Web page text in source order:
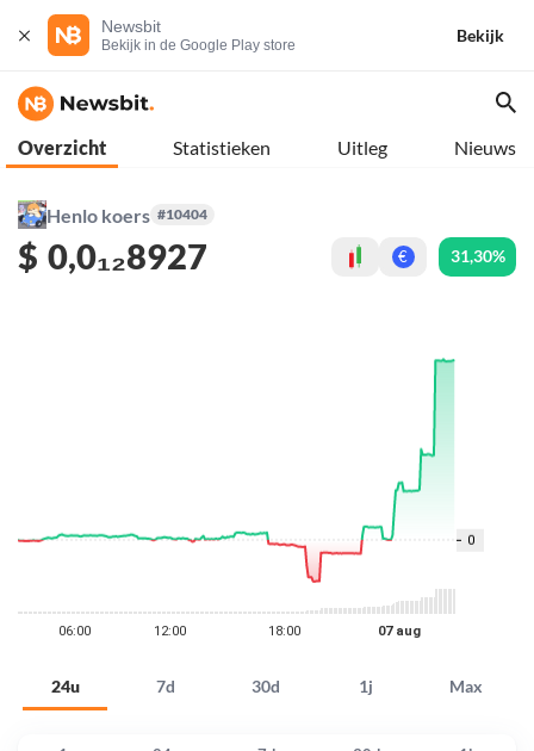
Newsbit
Bekijk in de Google Play store
Bekijk
Overzicht Statistieken Uitleg Nieuws
Henlo koers #10404
$ 0,0₁₂8927 € 31,30%
24u 7d 30d 1j Max